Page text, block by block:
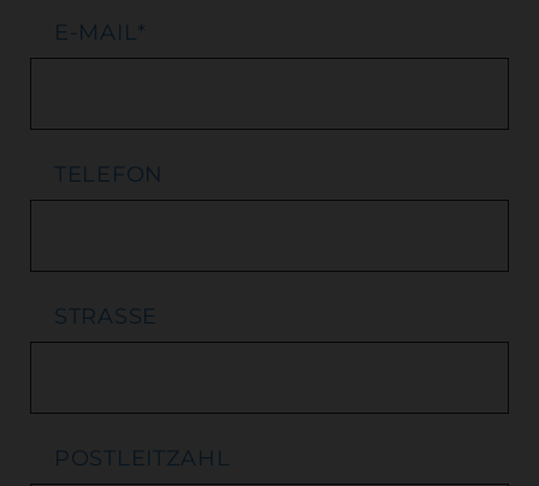
E-MAIL*
TELEFON
STRASSE
POSTLEITZAHL